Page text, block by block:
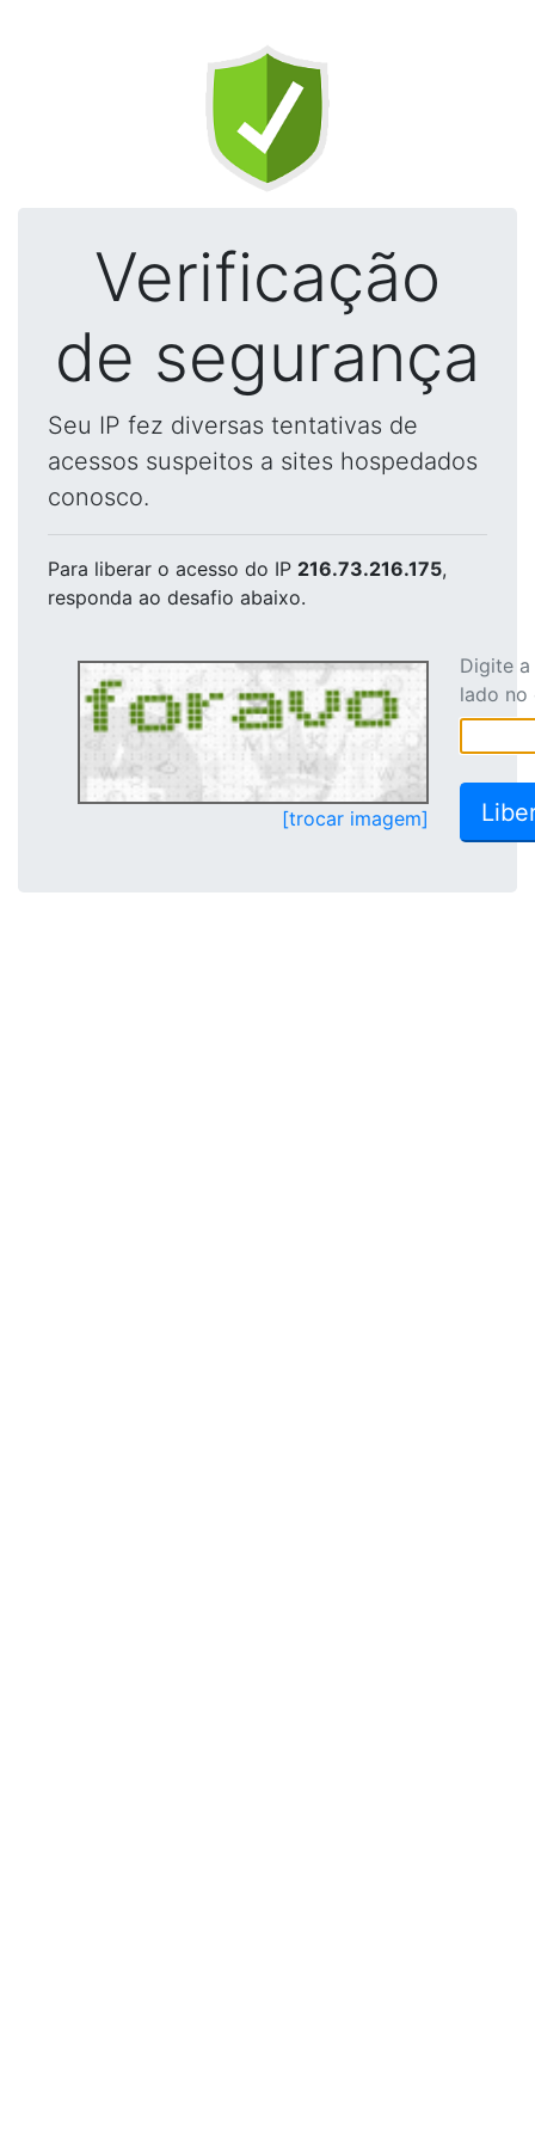
Verificação
de segurança
Seu IP fez diversas tentativas de
acessos suspeitos a sites hospedados
conosco.
Para liberar o acesso do IP 216.73.216.175,
responda ao desafio abaixo.
[trocar imagem]
Digite
lado no